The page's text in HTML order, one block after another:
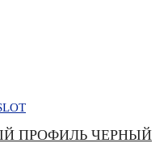
ПРОФИЛЬ ЧЕРНЫЙ